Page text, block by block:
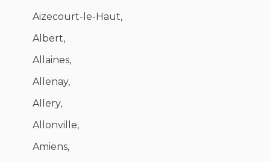
Aizecourt-le-Haut,
Albert,
Allaines,
Allenay,
Allery,
Allonville,
Amiens,